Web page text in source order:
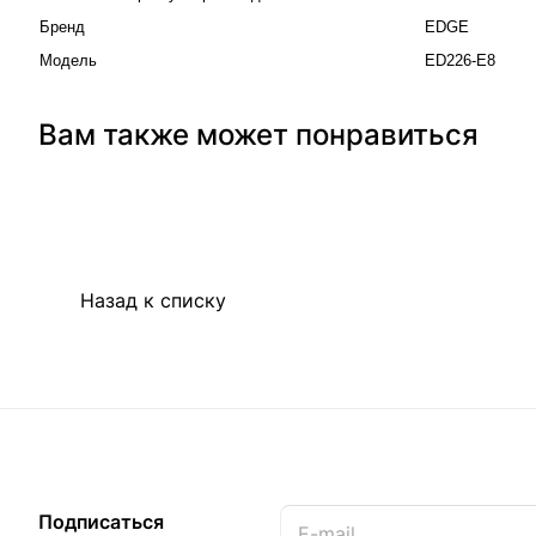
Бренд
EDGE
Модель
ED226-E8
Вам также может понравиться
Назад к списку
Подписаться